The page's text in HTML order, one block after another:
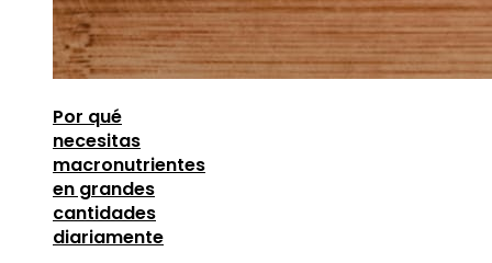
Por qué
necesitas
macronutrientes
en grandes
cantidades
diariamente